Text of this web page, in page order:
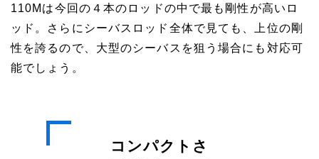
110Mは今回の４本のロッドの中で最も剛性が高いロ
ッド。さらにシーバスロッド全体で見ても、上位の剛
性を誇るので、大型のシーバスを狙う場合にも対応可
能でしょう。
コンパクトさ